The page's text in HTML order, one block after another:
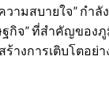
วามสบายใจ” กำลั
ฐกิจ” ที่สำคัญของ
างการเติบโตอย่า